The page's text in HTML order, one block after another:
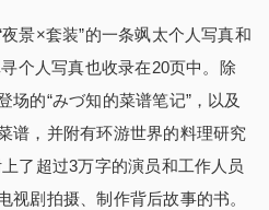
景×套装”的一条飒太个人写真和
个人写真也收录在20页中。除
场的“みづ知的菜谱笔记”，以及
谱，并附有环游世界的料理研究
了超过3万字的演员和工作人员
视剧拍摄、制作背后故事的书。